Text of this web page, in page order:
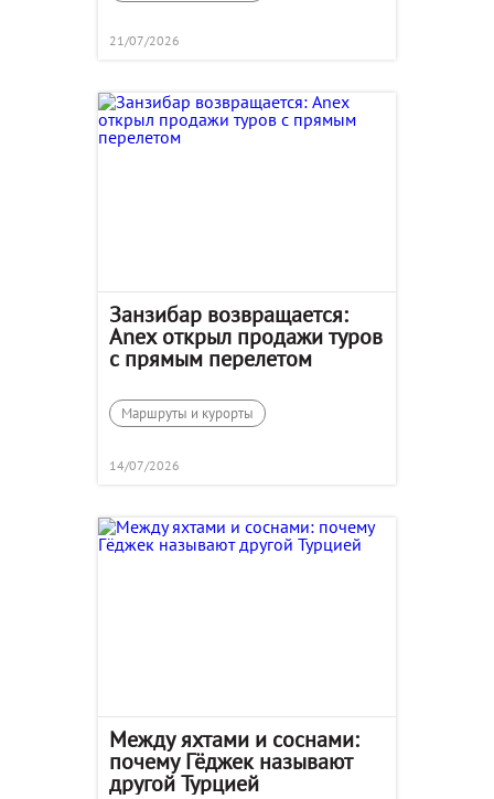
21/07/2026
Занзибар возвращается:
Anex открыл продажи туров
с прямым перелетом
Маршруты и курорты
14/07/2026
Между яхтами и соснами:
почему Гёджек называют
другой Турцией